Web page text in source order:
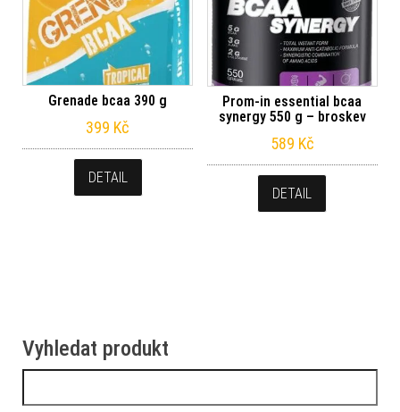
Grenade bcaa 390 g
399 Kč
DETAIL
Prom-in essential bcaa
synergy 550 g – broskev
589 Kč
DETAIL
Vyhledat produkt